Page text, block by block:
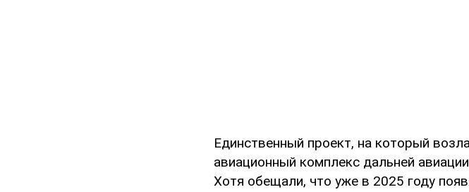
Единственный проект, на который
авиационный комплекс дальней
Хотя обещали, что уже в 2025 году